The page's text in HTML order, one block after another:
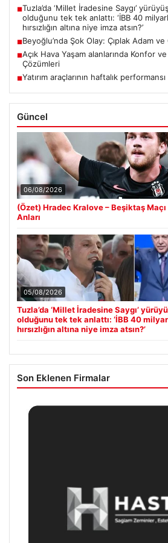
■Tuzla’da ‘Millet İradesine Saygı’
olduğunu tek tek anlattı: ‘İBB 40
hırsızlığın altına niye imza atsın?’
■Beyoğlu’nda Şok Olay: Çıplak Adam ve
■Açık Hava Yaşam alanlarında Konfor
Çözümleri
■Yatırım araçlarının haftalık
Güncel
06/08/2026
(Özet) Hradec Kralove – Beşiktaş
Anları
05/08/2026
Tuzla’da ‘Millet İradesine Saygı’
olduğunu tek tek anlattı: ‘İBB 40
hırsızlığın altına niye imza atsın?’
Son Eklenen Firmalar